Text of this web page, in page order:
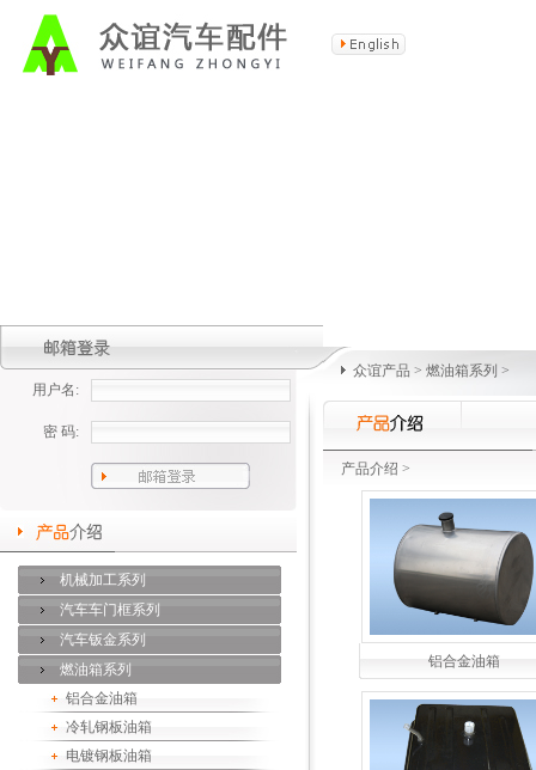
用户名:
密 码:
机械加工系列
汽车车门框系列
汽车钣金系列
燃油箱系列
铝合金油箱
冷轧钢板油箱
电镀钢板油箱
众谊产品 > 燃油箱系列 >
产品介绍 >
铝合金油箱